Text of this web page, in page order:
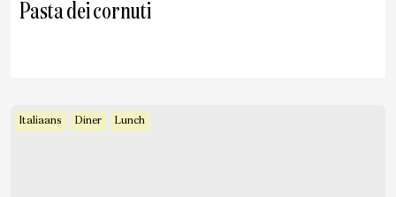
Pasta dei cornuti
Italiaans Diner Lunch